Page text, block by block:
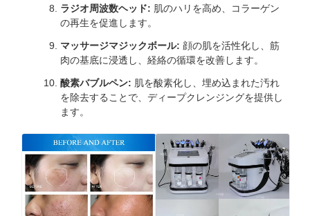
ラジオ周波数ヘッド: 肌のハリを高め、コラーゲン
の再生を促進します。
マッサージマジックボール: 顔の肌を活性化し、筋
肉の基底に浸透し、経絡の循環を改善します。
酸素バブルペン: 肌を酸素化し、埋め込まれた汚れ
を除去することで、ディープクレンジングを提供し
ます。